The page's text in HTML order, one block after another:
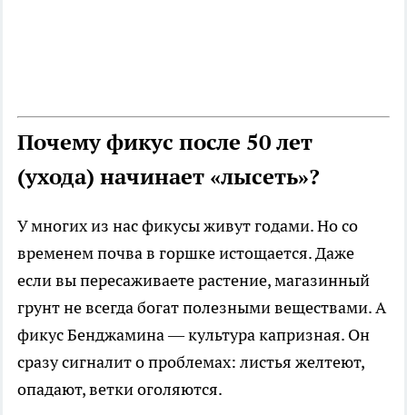
Почему фикус после 50 лет
(ухода) начинает «лысеть»?
У многих из нас фикусы живут годами. Но со
временем почва в горшке истощается. Даже
если вы пересаживаете растение, магазинный
грунт не всегда богат полезными веществами. А
фикус Бенджамина — культура капризная. Он
сразу сигналит о проблемах: листья желтеют,
опадают, ветки оголяются.